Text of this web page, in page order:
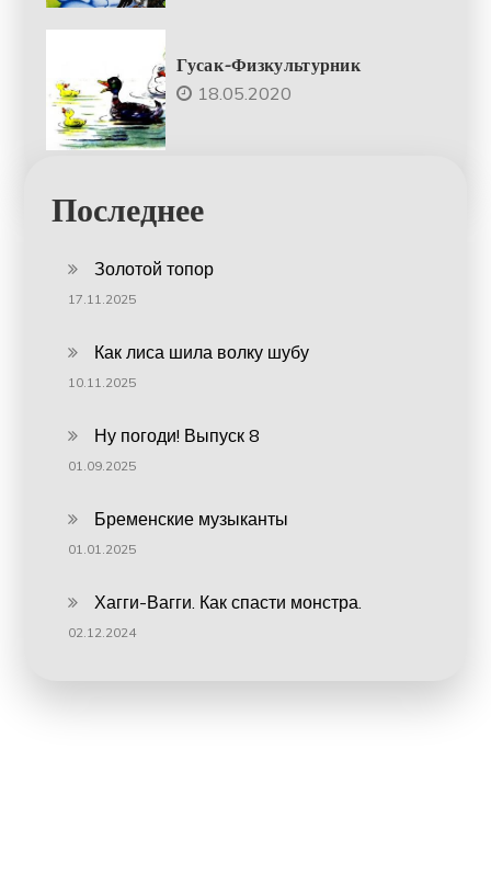
Гусак-Физкультурник
18.05.2020
Последнее
Золотой топор
17.11.2025
Как лиса шила волку шубу
10.11.2025
Ну погоди! Выпуск 8
01.09.2025
Бременские музыканты
01.01.2025
Хагги-Вагги. Как спасти монстра.
02.12.2024